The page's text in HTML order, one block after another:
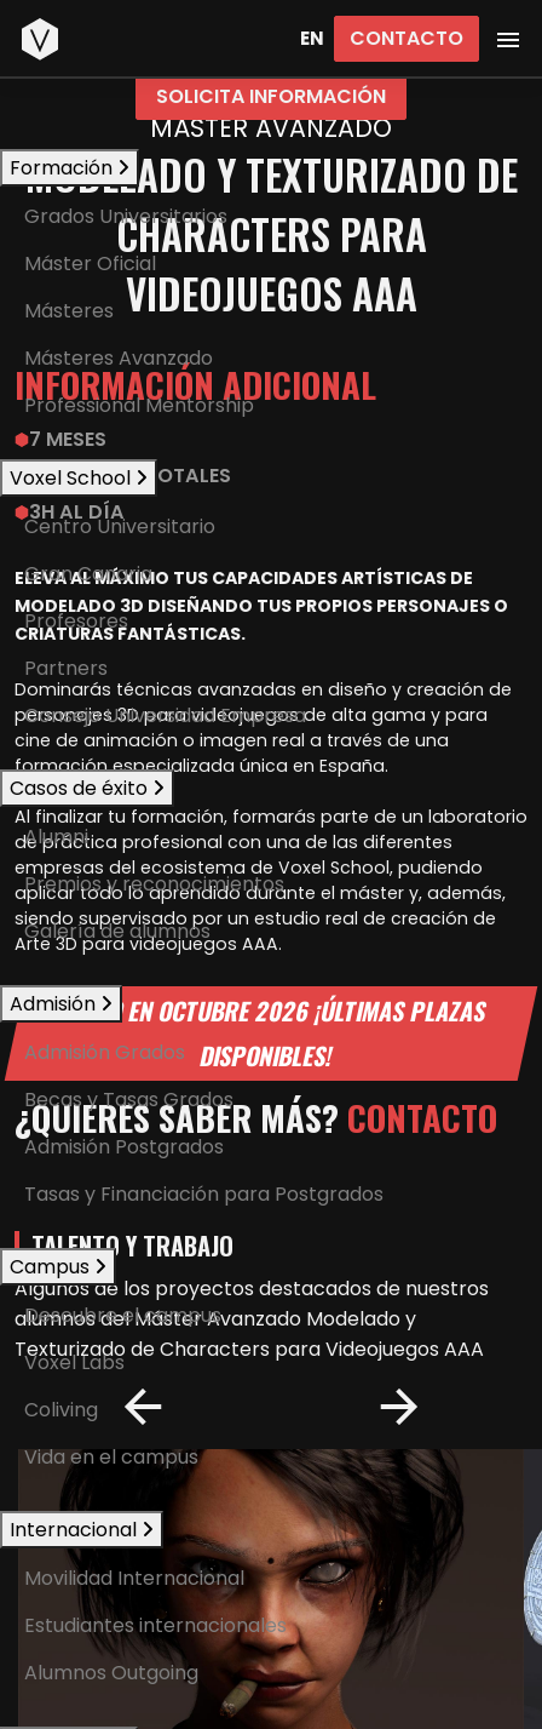
EN CONTACTO
Inicio
SOLICITA INFORMACIÓN
Formación
Grados Universitarios
Máster Oficial
Másteres
Másteres Avanzado
Professional Mentorship
Voxel School
Centro Universitario
Gran Canaria
Profesores
Partners
Consejo Universidad Empresa
Casos de éxito
Alumni
Premios y reconocimientos
Galería de alumnos
Admisión
Admisión Grados
Becas y Tasas Grados
Admisión Postgrados
Tasas y Financiación para Postgrados
Campus
Descubre el campus
Voxel Labs
Coliving
Vida en el campus
Internacional
Movilidad Internacional
Estudiantes internacionales
Alumnos Outgoing
MÁSTER AVANZADO
MODELADO Y TEXTURIZADO DE
CHARACTERS PARA
VIDEOJUEGOS AAA
INFORMACIÓN ADICIONAL
7 MESES
450 HORAS TOTALES
3H AL DÍA
ELEVA AL MÁXIMO TUS CAPACIDADES ARTÍSTICAS DE
MODELADO 3D DISEÑANDO TUS PROPIOS PERSONAJES O
CRIATURAS FANTÁSTICAS.
Dominarás técnicas avanzadas en diseño y creación de
personajes 3D para videojuegos de alta gama y para
cine de animación o imagen real a través de una
formación especializada única en España.
Al finalizar tu formación, formarás parte de un laboratorio
de práctica profesional con una de las diferentes
empresas del ecosistema de Voxel School, pudiendo
aplicar todo lo aprendido durante el máster y, además,
siendo supervisado por un estudio real de creación de
Arte 3D para videojuegos AAA.
INICIO EN OCTUBRE 2026 ¡ÚLTIMAS PLAZAS
DISPONIBLES!
¿QUIERES SABER MÁS? CONTACTO
TALENTO Y TRABAJO
Algunos de los proyectos destacados de nuestros
alumnos delMáster Avanzado Modelado y
Texturizado de Characters para Videojuegos AAA